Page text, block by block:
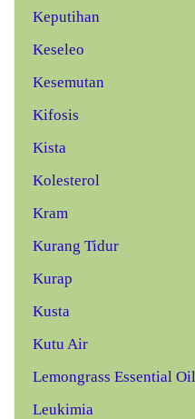
Keputihan
Keseleo
Kesemutan
Kifosis
Kista
Kolesterol
Kram
Kurang Tidur
Kurap
Kusta
Kutu Air
Lemongrass Essential Oil
Leukimia